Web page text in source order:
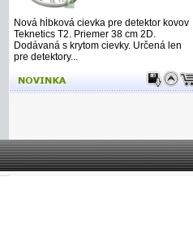
Nová hĺbková cievka pre detektor kovov
Teknetics T2. Priemer 38 cm 2D.
Dodávaná s krytom cievky. Určená len
pre detektory...